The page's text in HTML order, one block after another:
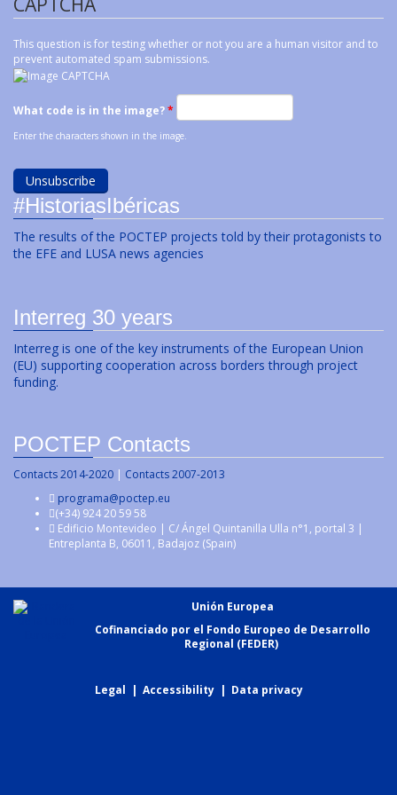
This question is for testing whether or not you are a human visitor and to
prevent automated spam submissions.
What code is in the image?*
Enter the characters shown in the image.
#HistoriasIbéricas
The results of the POCTEP projects told by their protagonists to
the EFE and LUSA news agencies
Interreg 30 years
Interreg is one of the key instruments of the European Union
(EU) supporting cooperation across borders through project
funding.
POCTEP Contacts
Contacts 2014-2020 | Contacts 2007-2013
programa@poctep.eu
(+34) 924 20 59 58
Edificio Montevideo | C/ Ángel Quintanilla Ulla n°1, portal 3 |
Entreplanta B, 06011, Badajoz (Spain)
Unión Europea
Cofinanciado por el Fondo Europeo de Desarrollo
Regional (FEDER)
Legal | Accessibility | Data privacy